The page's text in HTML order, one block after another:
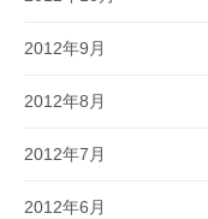
2012年9月
2012年8月
2012年7月
2012年6月